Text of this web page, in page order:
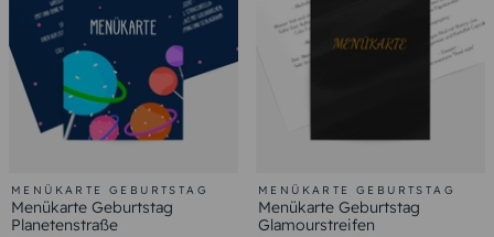
MENÜKARTE GEBURTSTAG
Menükarte Geburtstag
Planetenstraße
MENÜKARTE GEBURTSTAG
Menükarte Geburtstag
Glamourstreifen